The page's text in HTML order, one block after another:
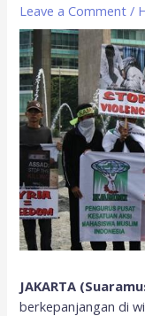
Leave a Comment /
JAKARTA
berkepanjangan di